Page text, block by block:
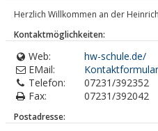
Herzlich Willkommen an der
Kontaktmöglichkeiten:
Web:
hw-schule.de/
EMail:
Kontaktformular
Telefon:
07231/392352
Fax:
07231/392042
Postadresse: